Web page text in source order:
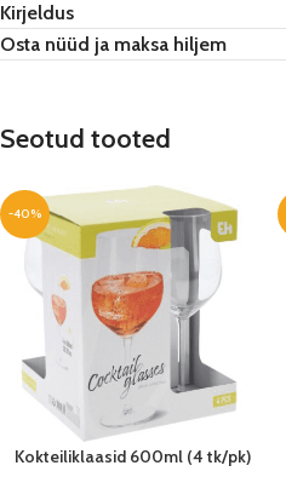
Kirjeldus
Osta nüüd ja maksa hiljem
Seotud tooted
-40%
Kokteiliklaasid 600ml (4 tk/pk)